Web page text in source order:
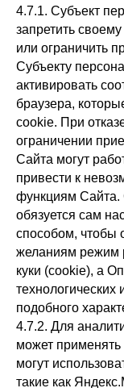
4.7.1. Субъект
запретить
или ограничить
Субъекту
активировать
браузера,
cookie. При
ограничении
Сайта могут
привести к
функциям Сайта.
обязуется сам
способом, чтобы
желаниям режим
куки (cookie), а
подобного
4.7.2. Для
может
могут
такие как